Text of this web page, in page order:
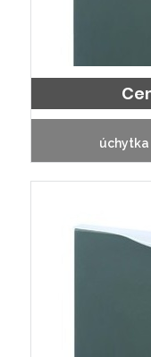
úchytka